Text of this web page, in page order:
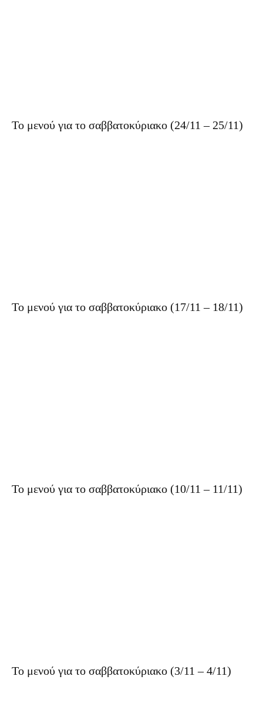
Το μενού για το σαββατοκύριακο (24/11 – 25/11)
Το μενού για το σαββατοκύριακο (17/11 – 18/11)
Το μενού για το σαββατοκύριακο (10/11 – 11/11)
Το μενού για το σαββατοκύριακο (3/11 – 4/11)